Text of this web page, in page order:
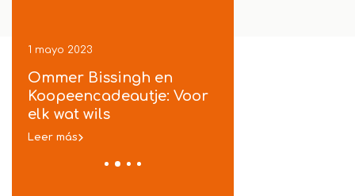
1 mayo 2023
Ommer Bissingh en
Koopeencadeautje: Voor
elk wat wils
Leer más
gratis inpakservice